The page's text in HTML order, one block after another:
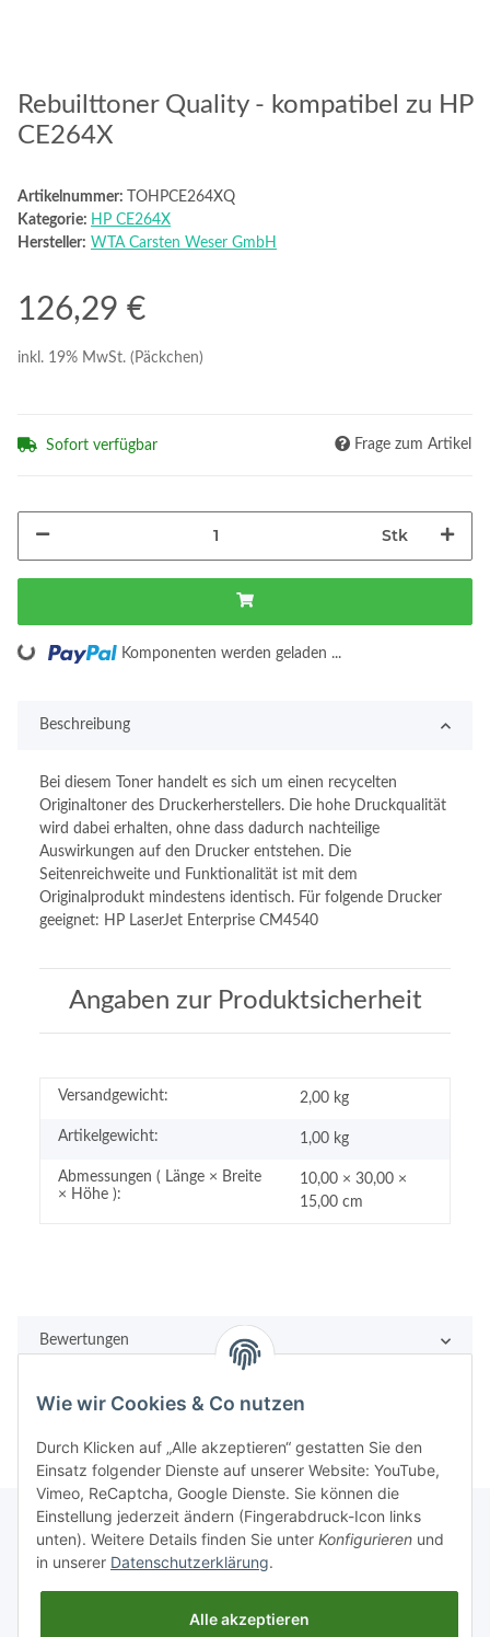
Rebuilttoner Quality - kompatibel zu HP
CE264X
Artikelnummer:
TOHPCE264XQ
Kategorie: HP CE264X
Hersteller: WTA Carsten Weser GmbH
126,29 €
inkl. 19% MwSt. (Päckchen)
Sofort verfügbar Frage zum Artikel
Stk
Loading... Komponenten werden geladen ...
Beschreibung
Bei diesem Toner handelt es sich um einen recycelten
Originaltoner des Druckerherstellers. Die hohe Druckqualität
wird dabei erhalten, ohne dass dadurch nachteilige
Auswirkungen auf den Drucker entstehen. Die
Seitenreichweite und Funktionalität ist mit dem
Originalprodukt mindestens identisch. Für folgende Drucker
geeignet: HP LaserJet Enterprise CM4540
Angaben zur Produktsicherheit
Versandgewicht: 2,00 kg
Artikelgewicht: 1,00 kg
Abmessungen ( Länge × Breite
× Höhe ):
10,00 × 30,00 ×
15,00 cm
Bewertungen
Rechtliches
Wie wir Cookies & Co nutzen
Durch Klicken auf „Alle akzeptieren“ gestatten Sie den
Einsatz folgender Dienste auf unserer Website: YouTube,
Vimeo, ReCaptcha, Google Dienste. Sie können die
Einstellung jederzeit ändern (Fingerabdruck-Icon links
unten). Weitere Details finden Sie unter Konfigurieren und
in unserer Datenschutzerklärung.
Alle akzeptieren